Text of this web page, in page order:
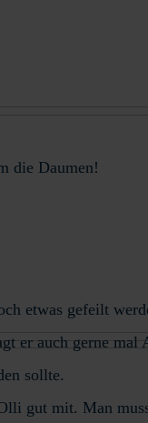
die Daumen!
etwas gefeilt
auch gerne mal
sollte.
gut mit. Man